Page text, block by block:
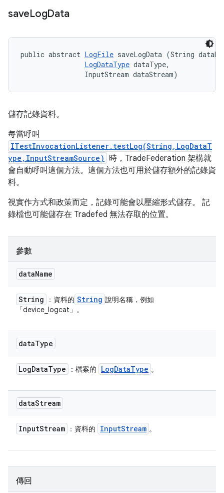
saveLogData
public abstract LogFile saveLogData (String
LogDataType dataType,
                InputStream dataStream)
儲存記錄資料。
每當呼叫
ITestInvocationListener.testLog(String,LogDataT
ype,InputStreamSource)
時，TradeFederation 架構就
會自動呼叫這個方法。這個方法也可用於儲存額外的記錄資
料。
視實作方式和政策而定，記錄可能會以壓縮形式儲存。 記
錄檔也可能儲存在 Tradefed 無法存取的位置。
參數
dataName
String ：資料的 String 說明名稱，例如
「device_logcat」。
dataType
LogDataType ：檔案的 LogDataType 。
dataStream
InputStream ：資料的 InputStream 。
傳回